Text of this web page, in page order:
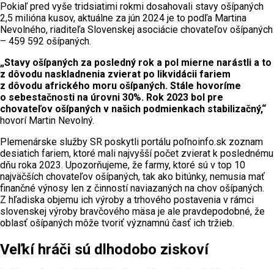
Pokiaľ pred vyše tridsiatimi rokmi dosahovali stavy ošípaných
2,5 milióna kusov, aktuálne za jún 2024 je to podľa Martina
Nevolného, riaditeľa Slovenskej asociácie chovateľov ošípaných
– 459 592 ošípaných.
„Stavy ošípaných za posledný rok a pol mierne narástli a to
z dôvodu naskladnenia zvierat po likvidácii fariem
z dôvodu afrického moru ošípaných. Stále hovoríme
o sebestačnosti na úrovni 30%. Rok 2023 bol pre
chovateľov ošípaných v našich podmienkach stabilizačný,“
hovorí Martin Nevolný.
Plemenárske služby SR poskytli portálu poľnoinfo.sk zoznam
desiatich fariem, ktoré mali najvyšší počet zvierat k poslednému
dňu roka 2023. Upozorňujeme, že farmy, ktoré sú v top 10
najväčších chovateľov ošípaných, tak ako bitúnky, nemusia mať
finančné výnosy len z činností naviazaných na chov ošípaných.
Z hľadiska objemu ich výroby a trhového postavenia v rámci
slovenskej výroby bravčového mäsa je ale pravdepodobné, že
oblasť ošípaných môže tvoriť významnú časť ich tržieb.
Veľkí hráči sú dlhodobo ziskoví